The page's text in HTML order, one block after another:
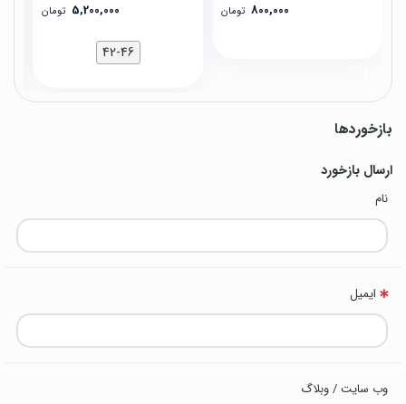
800,000 تومان
5,200,000 تومان
42-46
بازخوردها
ارسال بازخورد
نام
ایمیل
وب سایت / وبلاگ